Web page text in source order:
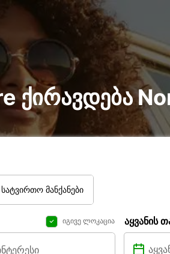
ქირავდება
სატვირთო მანქანები
იგივე ლოკაცია აყვანის